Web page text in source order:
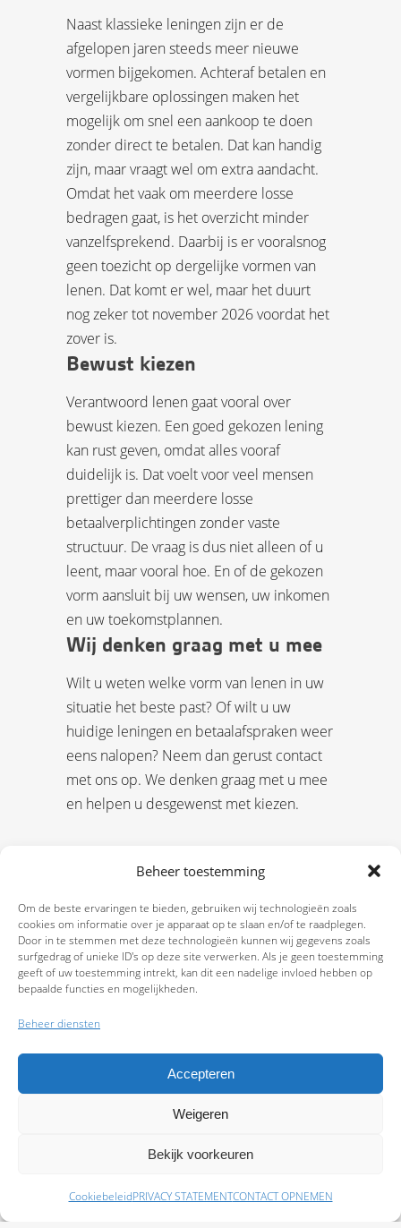
Beheer toestemming
Om de beste ervaringen te bieden, gebruiken wij technologieën zoals
cookies om informatie over je apparaat op te slaan en/of te raadplegen.
Door in te stemmen met deze technologieën kunnen wij gegevens zoals
surfgedrag of unieke ID's op deze site verwerken. Als je geen toestemming
geeft of uw toestemming intrekt, kan dit een nadelige invloed hebben op
bepaalde functies en mogelijkheden.
Beheer diensten
Accepteren
Weigeren
Bekijk voorkeuren
CookiebeleidPRIVACY STATEMENTCONTACT OPNEMEN
Naast klassieke leningen zijn er de
afgelopen jaren steeds meer nieuwe
vormen bijgekomen. Achteraf betalen en
vergelijkbare oplossingen maken het
mogelijk om snel een aankoop te doen
zonder direct te betalen. Dat kan handig
zijn, maar vraagt wel om extra aandacht.
Omdat het vaak om meerdere losse
bedragen gaat, is het overzicht minder
vanzelfsprekend. Daarbij is er vooralsnog
geen toezicht op dergelijke vormen van
lenen. Dat komt er wel, maar het duurt
nog zeker tot november 2026 voordat het
zover is.
Bewust kiezen
Verantwoord lenen gaat vooral over
bewust kiezen. Een goed gekozen lening
kan rust geven, omdat alles vooraf
duidelijk is. Dat voelt voor veel mensen
prettiger dan meerdere losse
betaalverplichtingen zonder vaste
structuur. De vraag is dus niet alleen of u
leent, maar vooral hoe. En of de gekozen
vorm aansluit bij uw wensen, uw inkomen
en uw toekomstplannen.
Wij denken graag met u mee
Wilt u weten welke vorm van lenen in uw
situatie het beste past? Of wilt u uw
huidige leningen en betaalafspraken weer
eens nalopen? Neem dan gerust contact
met ons op. We denken graag met u mee
en helpen u desgewenst met kiezen.
Schade melden Afspraak maken Polissen